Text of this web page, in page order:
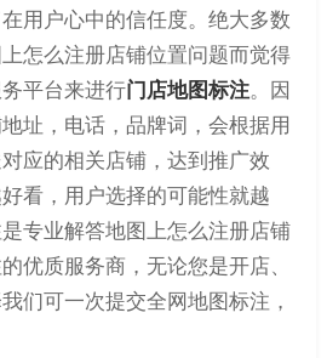
用户心中的信任度。绝大多数
怎么注册店铺位置问题而觉得
平台来进行门店地图标注。因
址，电话，品牌词，会根据用
应的相关店铺，达到推广效
看，用户选择的可能性就越
专业解答地图上怎么注册店铺
优质服务商，无论您是开店、
们可一次提交全网地图标注，